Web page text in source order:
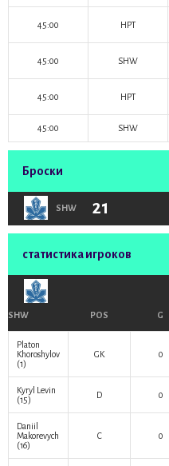
45:00 HPT
45:00 SHW
45:00 HPT
45:00 SHW
Броски
SHW 21
статистика игроков
SHW POS G
Platon
Khoroshylov
(1)
GK 0
Kyryl Levin
(15)
D 0
Daniil
Makorevych
(16)
C 0